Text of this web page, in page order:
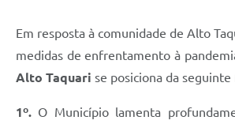
Em resposta à comunidade de Alto
medidas de enfrentamento à
Alto Taquari se posiciona da seguinte
1º. O Município lamenta